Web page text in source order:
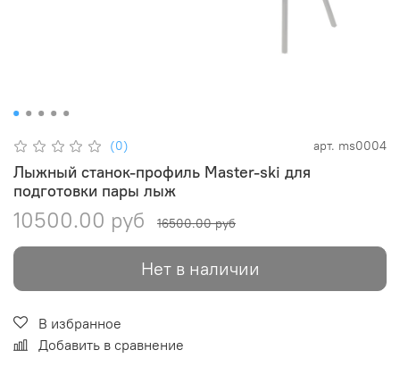
(0) арт. ms0004
Лыжный станок-профиль Master-ski для
подготовки пары лыж
10500.00 руб 16500.00 руб
Нет в наличии
В избранное
Добавить в сравнение